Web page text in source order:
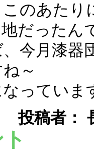
のあたり
だったん
今月漆器
～
っていま
投稿者：